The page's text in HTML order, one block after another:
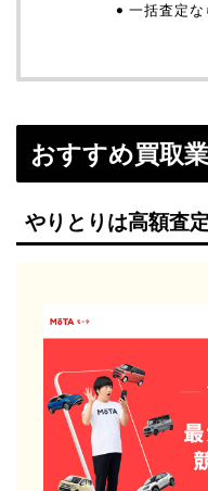
一括査定な
おすすめ買取
やりとりは高額査